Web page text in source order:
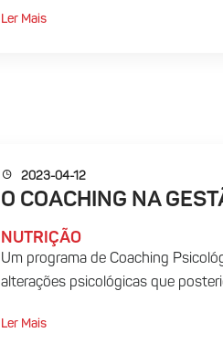
Ler Mais
2023-04-12
O COACHING NA
NUTRIÇÃO
Um programa de Coaching
alterações psicológicas que
Ler Mais